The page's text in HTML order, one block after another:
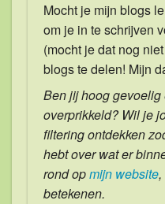
Mocht je mijn blogs
om je in te schrijven
(mocht je dat nog
blogs te delen! Mijn
Ben jij hoog
overprikkeld? Wil je
filtering ontdekken
hebt over wat er
rond opmijn website,
betekenen.